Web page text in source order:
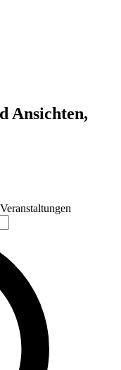
Ansichten,